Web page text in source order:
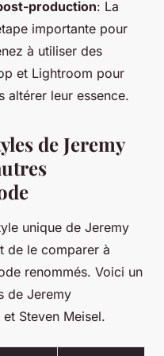
production: La
importante pour
à utiliser des
et Lightroom pour
altérer leur essence.
de Jeremy
unique de Jeremy
de le comparer à
renommés. Voici un
de Jeremy
Steven Meisel.